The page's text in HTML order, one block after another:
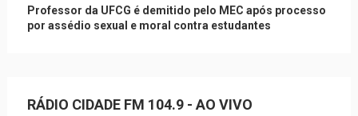
Professor da UFCG é demitido pelo MEC após processo
por assédio sexual e moral contra estudantes
RÁDIO CIDADE FM 104.9 - AO VIVO